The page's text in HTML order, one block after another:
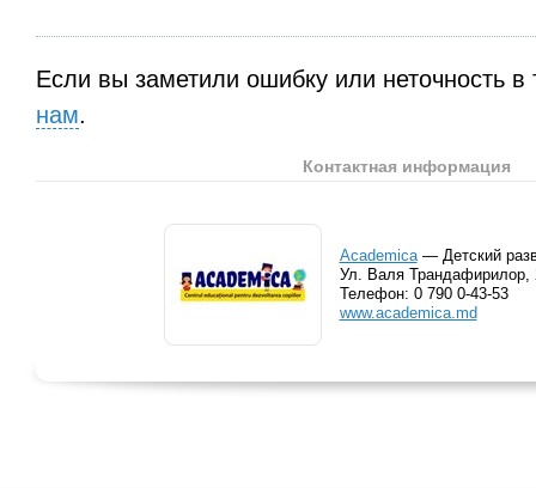
Если вы заметили ошибку или неточность в
нам.
Контактная информация
Academica— Детский
Ул. Валя Трандафирилор,
Телефон: 0 790 0-43-53
www.academica.md